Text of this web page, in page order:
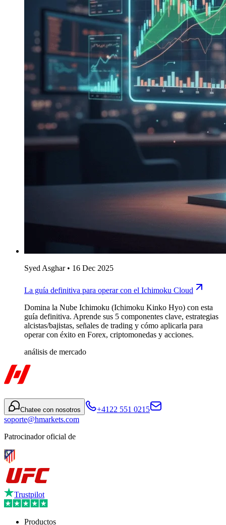
Syed Asghar• 16 Dec 2025
La guía definitiva para operar con el Ichimoku Cloud
Domina la Nube Ichimoku (Ichimoku Kinko Hyo) con esta
guía definitiva. Aprende sus 5 componentes clave, estrategias
alcistas/bajistas, señales de trading y cómo aplicarla para
operar con éxito en Forex, criptomonedas y acciones.
análisis de mercado
Chatee con nosotros
+4122 551 0215
soporte@hmarkets.com
Patrocinador oficial de
Trustpilot
Productos